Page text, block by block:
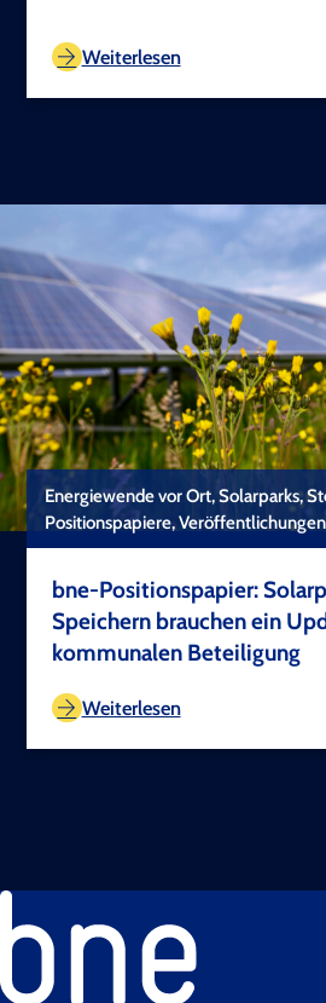
Weiterlesen
Energiewende vor Ort, Solarparks,
Positionspapiere, Veröffentlichungen
bne-Positionspapier:
Speichern brauchen ein
kommunalen Beteiligung
Weiterlesen